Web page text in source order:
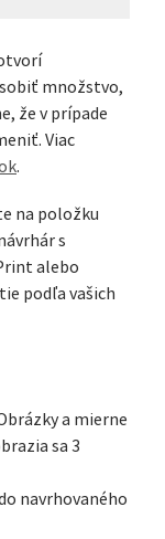
množstvo,
že v prípade
Viac
.
na položku
s
alebo
podľa vašich
a mierne
sa 3
navrhovaného